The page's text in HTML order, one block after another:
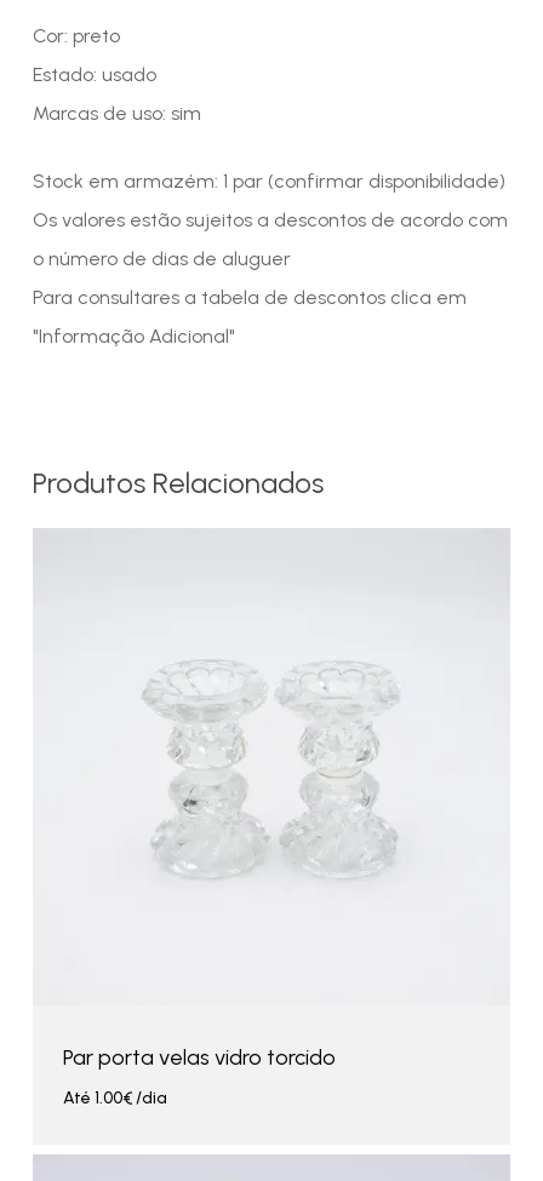
Cor: preto
Estado: usado
Marcas de uso: sim
Stock em armazém: 1 par (confirmar disponibilidade)
Os valores estão sujeitos a descontos de acordo com
o número de dias de aluguer
Para consultares a tabela de descontos clica em
"Informação Adicional"
Produtos Relacionados
Par porta velas vidro torcido
Até 1.00€/dia